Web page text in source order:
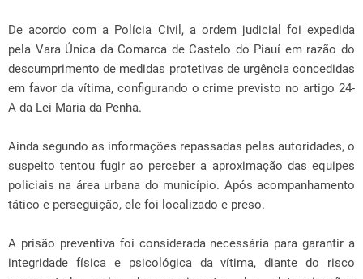
De acordo com a Polícia Civil, a ordem judicial foi expedida
pela Vara Única da Comarca de Castelo do Piauí em razão do
descumprimento de medidas protetivas de urgência concedidas
em favor da vítima, configurando o crime previsto no artigo 24-
A da Lei Maria da Penha.
Ainda segundo as informações repassadas pelas autoridades, o
suspeito tentou fugir ao perceber a aproximação das equipes
policiais na área urbana do município. Após acompanhamento
tático e perseguição, ele foi localizado e preso.
A prisão preventiva foi considerada necessária para garantir a
integridade física e psicológica da vítima, diante do risco